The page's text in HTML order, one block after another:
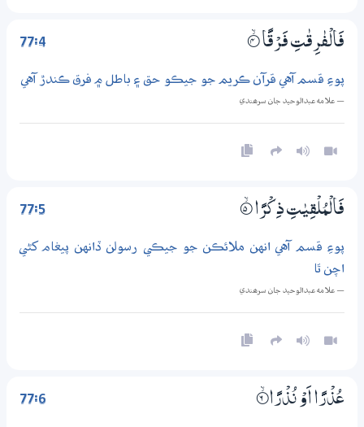
77:4 فَالْفٰرِقٰتِ فَرْقًا 4‏۝ۙ
پوءِ قسم آهي قرآن ڪريم جو جيڪو حق ۽ باطل ۾ فرق ڪندڙ آهي
— علامه عبدالوحيد جان سرھندي
77:5 فَالْمُلْقِيٰتِ ذِكْرًا 5‏۝ۙ
پوءِ قسم آهي انهن ملائڪن جو جيڪي رسولن ڏانهن پيغام کڻي
اچن ٿا
— علامه عبدالوحيد جان سرھندي
77:6 عُذْرًا اَوْ نُذْرًا 6‏۝ۙ